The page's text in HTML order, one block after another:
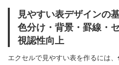
見やすい表デザインの
色分け・背景・罫線・
視認性向上
エクセルで見やすい表を作るには、